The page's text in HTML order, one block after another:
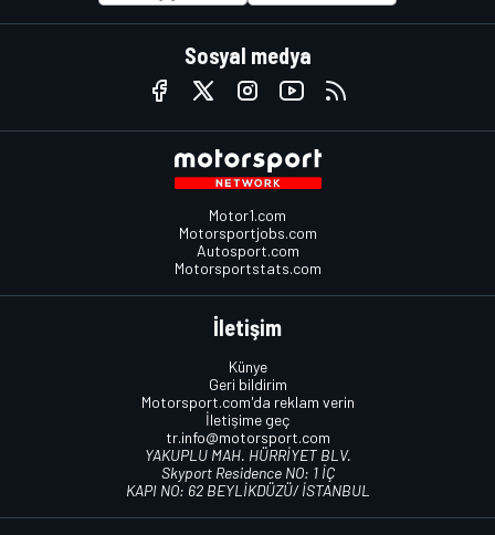
Sosyal medya
Motor1.com
Motorsportjobs.com
Autosport.com
Motorsportstats.com
İletişim
Künye
Geri bildirim
Motorsport.com'da reklam verin
İletişime geç
tr.info@motorsport.com
YAKUPLU MAH. HÜRRİYET BLV.
Skyport Residence NO: 1 İÇ
KAPI NO: 62 BEYLİKDÜZÜ/ İSTANBUL